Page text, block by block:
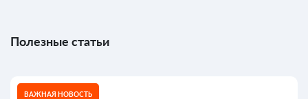
Полезные статьи
ВАЖНАЯ НОВОСТЬ